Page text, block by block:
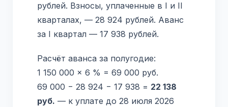
рублей. Взносы, уплаченные в I и II
кварталах, — 28 924 рублей. Аванс
за I квартал — 17 938 рублей.
Расчёт аванса за полугодие:
1 150 000 × 6 % = 69 000 руб.
69 000 − 28 924 − 17 938 = 22 138
руб. — к уплате до 28 июля 2026